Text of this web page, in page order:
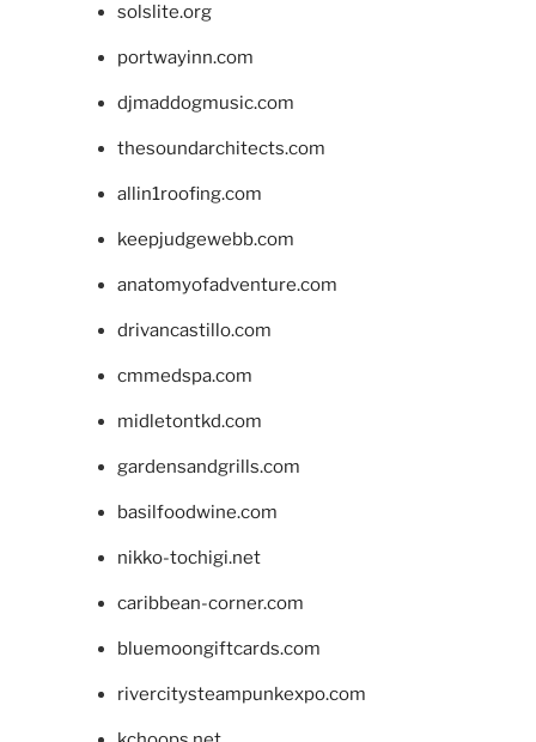
solslite.org
portwayinn.com
djmaddogmusic.com
thesoundarchitects.com
allin1roofing.com
keepjudgewebb.com
anatomyofadventure.com
drivancastillo.com
cmmedspa.com
midletontkd.com
gardensandgrills.com
basilfoodwine.com
nikko-tochigi.net
caribbean-corner.com
bluemoongiftcards.com
rivercitysteampunkexpo.com